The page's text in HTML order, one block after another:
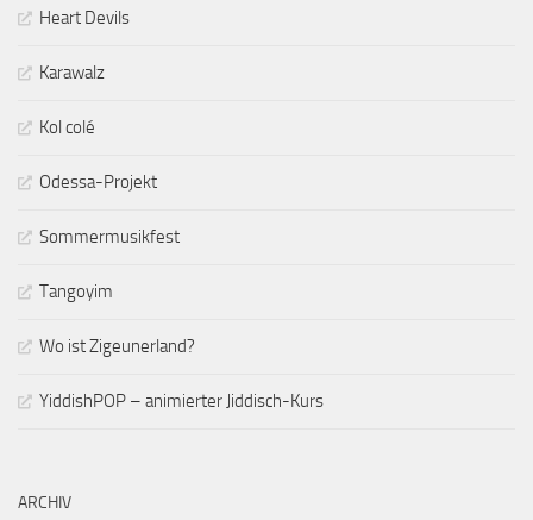
Heart Devils
Karawalz
Kol colé
Odessa-Projekt
Sommermusikfest
Tangoyim
Wo ist Zigeunerland?
YiddishPOP – animierter Jiddisch-Kurs
ARCHIV